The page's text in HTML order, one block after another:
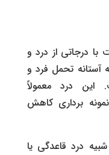
درجاتی از درد و
آستانه تحمل فرد و
این درد معمولاً
برداری کاهش
شبیه درد قاعدگی یا